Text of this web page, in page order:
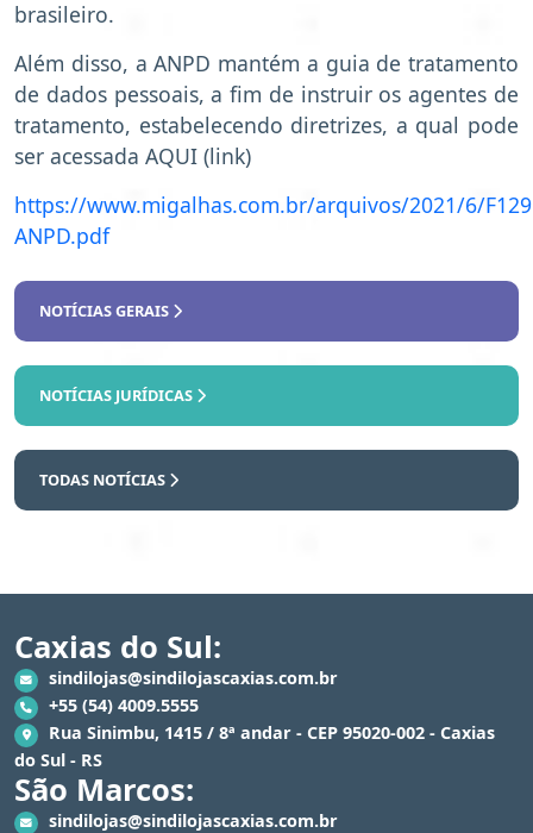
brasileiro.
Além disso, a ANPD mantém a guia de tratamento
de dados pessoais, a fim de instruir os agentes de
tratamento, estabelecendo diretrizes, a qual pode
ser acessada AQUI (link)
https://www.migalhas.com.br/arquivos/2021/6/
ANPD.pdf
NOTÍCIAS GERAIS
NOTÍCIAS JURÍDICAS
TODAS NOTÍCIAS
Caxias do Sul:
sindilojas@sindilojascaxias.com.br
+55 (54) 4009.5555
Rua Sinimbu, 1415 / 8ª andar - CEP 95020-002 - Caxias
do Sul - RS
São Marcos:
sindilojas@sindilojascaxias.com.br